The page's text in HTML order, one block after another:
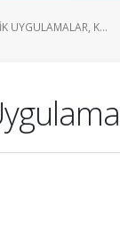
UYGULAMALAR, K...